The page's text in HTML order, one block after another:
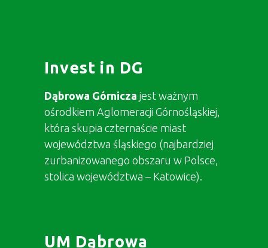
Invest in DG
Dąbrowa Górnicza jest ważnym
ośrodkiem Aglomeracji Górnośląskiej,
która skupia czternaście miast
województwa śląskiego (najbardziej
zurbanizowanego obszaru w Polsce,
stolica województwa – Katowice).
UM Dąbrowa